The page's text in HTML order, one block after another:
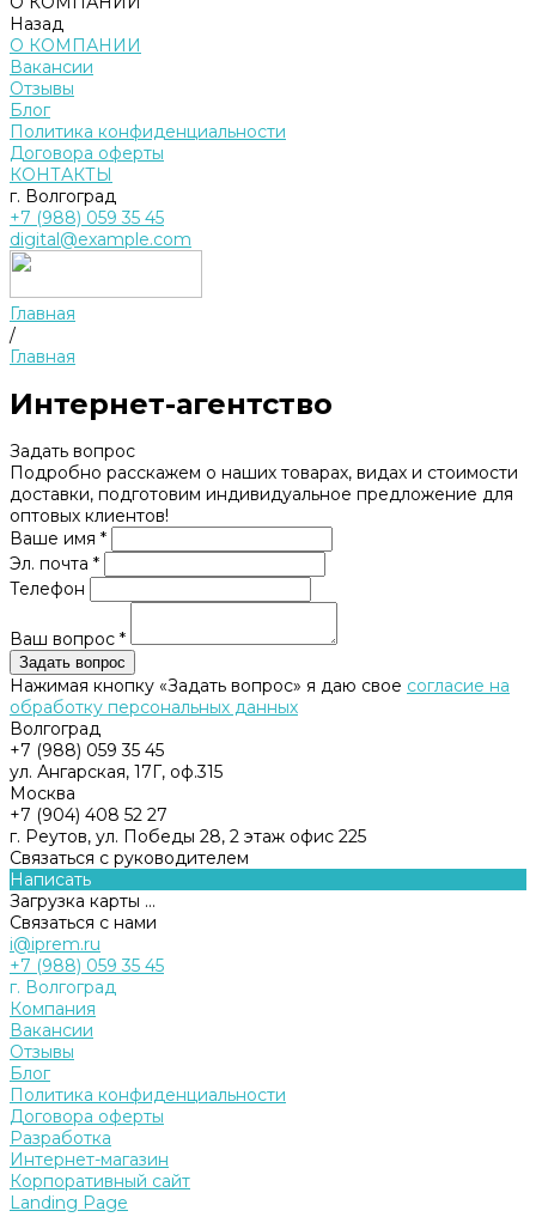
Назад
О КОМПАНИИ
Вакансии
Отзывы
Блог
Политика конфиденциальности
Договора оферты
КОНТАКТЫ
г. Волгоград
+7 (988) 059 35 45
digital@example.com
Главная
/
Главная
Интернет-агентство
Задать вопрос
Подробно расскажем о наших товарах, видах и стоимости
доставки, подготовим индивидуальное предложение для
оптовых клиентов!
Ваше имя *
Эл. почта *
Телефон
Ваш вопрос *
Нажимая кнопку «Задать вопрос» я даю свое согласие на
обработку персональных данных
Волгоград
+7 (988) 059 35 45
ул. Ангарская, 17Г, оф.315
Москва
+7 (904) 408 52 27
г. Реутов, ул. Победы 28, 2 этаж офис 225
Связаться с руководителем
Написать
Загрузка карты ...
Связаться с нами
i@iprem.ru
+7 (988) 059 35 45
г. Волгоград
Компания
Вакансии
Отзывы
Блог
Политика конфиденциальности
Договора оферты
Разработка
Интернет-магазин
Корпоративный сайт
Landing Page